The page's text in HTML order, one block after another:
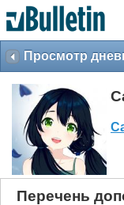
Просмотр
Перечень